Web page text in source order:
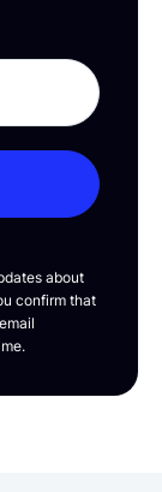
about
confirm that